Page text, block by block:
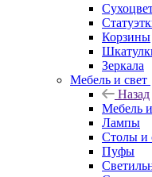
Корзины
Зеркала
Мебель и свет
Назад
Мебель
Лампы
Столы и
Пуфы